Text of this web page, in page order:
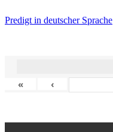
Predigt in deutscher Sprache
« ‹